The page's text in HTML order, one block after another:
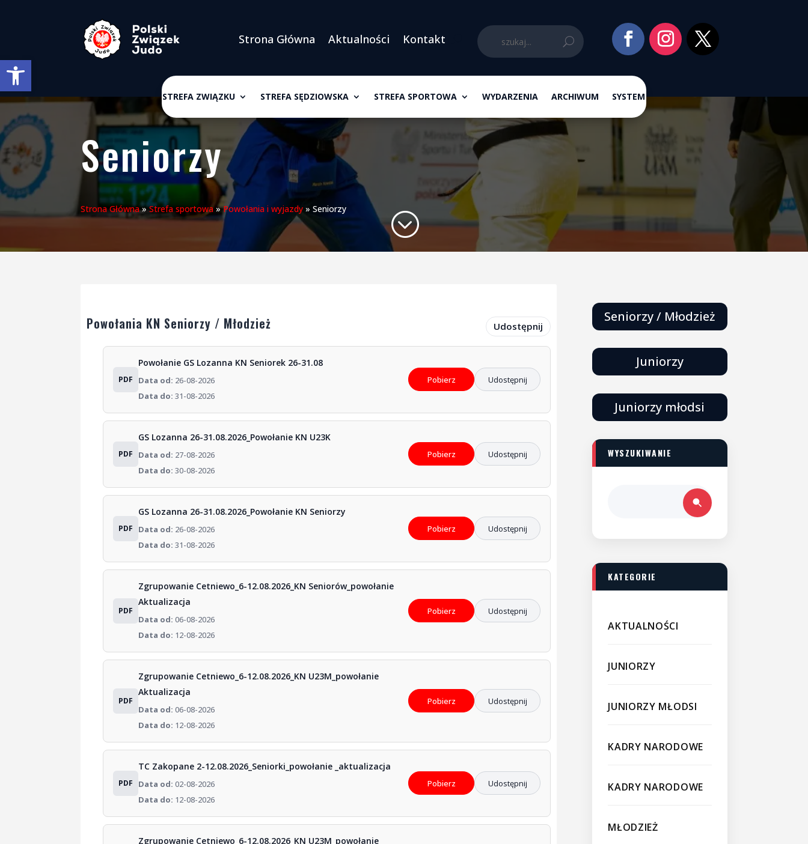
Otwórz pasek narzędzi
Strona Główna Aktualności Kontakt
STREFA ZWIĄZKU STREFA SĘDZIOWSKA STREFA SPORTOWA WYDARZENIA ARCHIWUM SYSTEM
Seniorzy
Strona Główna»Strefa sportowa»Powołania i wyjazdy »Seniorzy ;
Powołania KN Seniorzy / Młodzież Udostępnij
PDF
Powołanie GS Lozanna KN Seniorek 26-31.08
Data od: 26-08-2026
Data do: 31-08-2026
Pobierz Udostępnij
PDF
GS Lozanna 26-31.08.2026_Powołanie KN U23K
Data od: 27-08-2026
Data do: 30-08-2026
Pobierz Udostępnij
PDF
GS Lozanna 26-31.08.2026_Powołanie KN Seniorzy
Data od: 26-08-2026
Data do: 31-08-2026
Pobierz Udostępnij
PDF
Zgrupowanie Cetniewo_6-12.08.2026_KN Seniorów_powołanie
Aktualizacja
Data od: 06-08-2026
Data do: 12-08-2026
Pobierz Udostępnij
PDF
Zgrupowanie Cetniewo_6-12.08.2026_KN U23M_powołanie
Aktualizacja
Data od: 06-08-2026
Data do: 12-08-2026
Pobierz Udostępnij
PDF
TC Zakopane 2-12.08.2026_Seniorki_powołanie _aktualizacja
Data od: 02-08-2026
Data do: 12-08-2026
Pobierz Udostępnij
Zgrupowanie Cetniewo_6-12.08.2026_KN U23M_powołanie
Seniorzy / Młodzież
Juniorzy
Juniorzy młodsi
WYSZUKIWANIE
KATEGORIE
AKTUALNOŚCI
JUNIORZY
JUNIORZY MŁODSI
KADRY NARODOWE
KADRY NARODOWE
MŁODZIEŻ